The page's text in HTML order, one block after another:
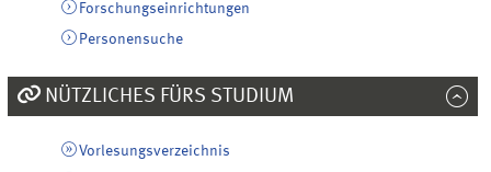
Forschungseinrichtungen
Personensuche
NÜTZLICHES FÜRS STUDIUM
Vorlesungsverzeichnis